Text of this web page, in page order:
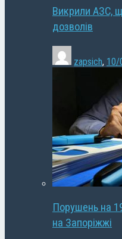
Викрили АЗС,
дозволів
zapsich, 10/
Порушень на
на Запоріжжі